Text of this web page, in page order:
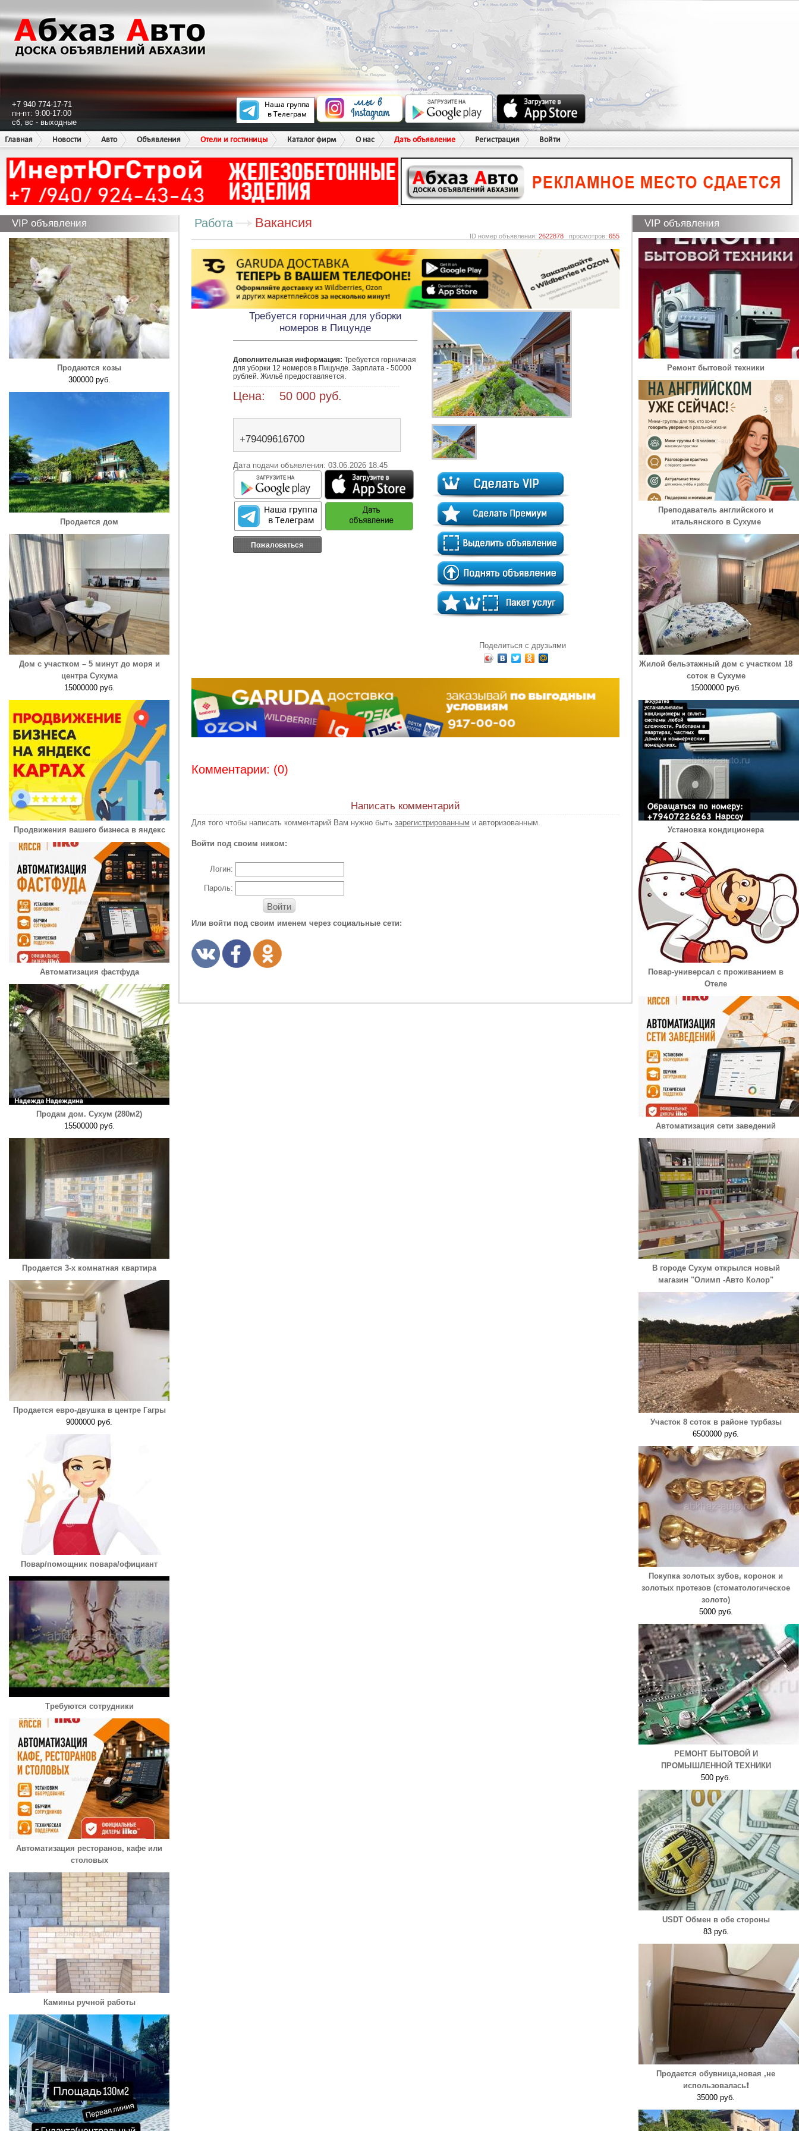
+7 940 774-17-71
пн-пт: 9:00-17:00
сб, вс - выходные
Главная
Новости Авто Объявления Отели и гостиницы Каталог фирм О нас Дать объявление Регистрация Войти
VIP объявления
Продаются козы
300000 руб.
Продается дом
Дом с участком – 5 минут до моря и
центра Сухума
15000000 руб.
Продвижения вашего бизнеса в яндекс
Автоматизация фастфуда
Продам дом. Сухум (280м2)
15500000 руб.
Продается 3-х комнатная квартира
Продается евро-двушка в центре Гагры
9000000 руб.
Повар/помощник повара/официант
Требуются сотрудники
Автоматизация ресторанов, кафе или
столовых
Камины ручной работы
Работа Вакансия
ID номер объявления: 2622878 просмотров: 655
Требуется горничная для уборки
номеров в Пицунде
Дополнительная информация: Требуется горничная
для уборки 12 номеров в Пицунде. Зарплата - 50000
рублей. Жильё предоставляется.
Цена: 50 000 руб.
+79409616700
Дата подачи объявления: 03.06.2026 18.45
Пожаловаться
Поделиться с друзьями
Комментарии: (0)
Написать комментарий
Для того чтобы написать комментарий Вам нужно быть зарегистрированным и авторизованным.
Войти под своим ником:
Логин:
Пароль:
Войти
Или войти под своим именем через социальные сети:
VIP объявления
Ремонт бытовой техники
Преподаватель английского и
итальянского в Сухуме
Жилой бельэтажный дом с участком 18
соток в Сухуме
15000000 руб.
Установка кондиционера
Повар-универсал с проживанием в
Отеле
Автоматизация сети заведений
В городе Сухум открылся новый
магазин "Олимп -Авто Колор"
Участок 8 соток в районе турбазы
6500000 руб.
Покупка золотых зубов, коронок и
золотых протезов (стоматологическое
золото)
5000 руб.
РЕМОНТ БЫТОВОЙ И
ПРОМЫШЛЕННОЙ ТЕХНИКИ
500 руб.
USDT Обмен в обе стороны
83 руб.
Продается обувница,новая ,не
использовалась❗️
35000 руб.